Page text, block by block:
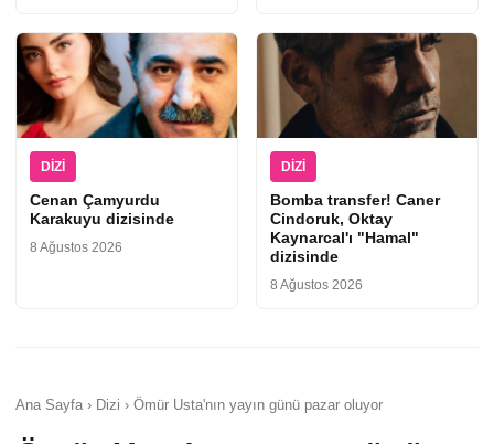
DIZI
Cenan Çamyurdu
Karakuyu dizisinde
8 Ağustos 2026
DIZI
Bomba transfer! Caner
Cindoruk, Oktay
Kaynarcal'ı "Hamal"
dizisinde
8 Ağustos 2026
Ana Sayfa › Dizi › Ömür Usta'nın yayın günü pazar oluyor